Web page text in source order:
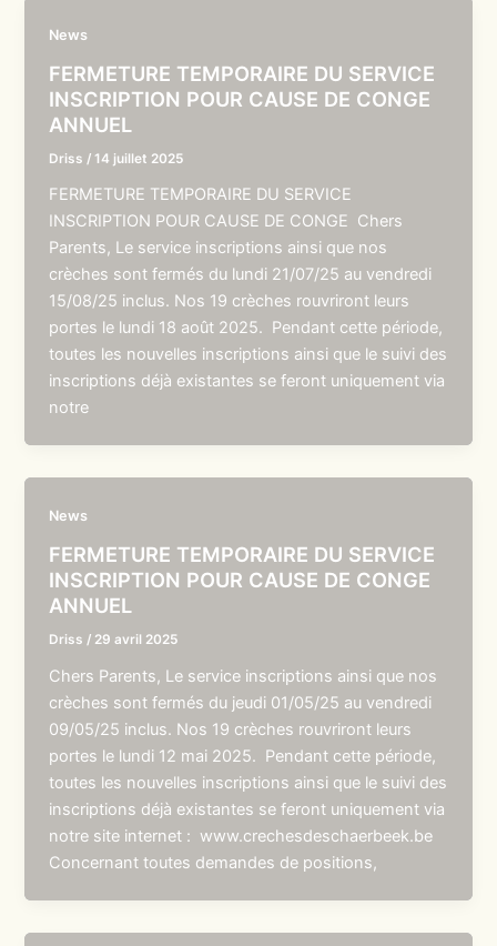
News
FERMETURE TEMPORAIRE DU SERVICE
INSCRIPTION POUR CAUSE DE CONGE
ANNUEL
Driss /14 juillet 2025
FERMETURE TEMPORAIRE DU SERVICE
INSCRIPTION POUR CAUSE DE CONGE Chers
Parents, Le service inscriptions ainsi que nos
crèches sont fermés du lundi 21/07/25 au vendredi
15/08/25 inclus. Nos 19 crèches rouvriront leurs
portes le lundi 18 août 2025. Pendant cette période,
toutes les nouvelles inscriptions ainsi que le suivi des
inscriptions déjà existantes se feront uniquement via
notre
News
FERMETURE TEMPORAIRE DU SERVICE
INSCRIPTION POUR CAUSE DE CONGE
ANNUEL
Driss / 29 avril 2025
Chers Parents, Le service inscriptions ainsi que nos
crèches sont fermés du jeudi 01/05/25 au vendredi
09/05/25 inclus. Nos 19 crèches rouvriront leurs
portes le lundi 12 mai 2025. Pendant cette période,
toutes les nouvelles inscriptions ainsi que le suivi des
inscriptions déjà existantes se feront uniquement via
notre site internet : www.crechesdeschaerbeek.be
Concernant toutes demandes de positions,